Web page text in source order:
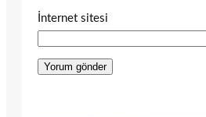
İnternet sitesi